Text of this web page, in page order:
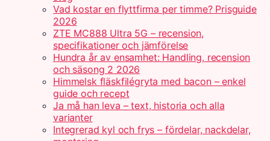
Vad kostar en flyttfirma per timme? Prisguide
2026
ZTE MC888 Ultra 5G – recension,
specifikationer och jämförelse
Hundra år av ensamhet: Handling, recension
och säsong 2 2026
Himmelsk fläskfilégryta med bacon – enkel
guide och recept
Ja må han leva – text, historia och alla
varianter
Integrerad kyl och frys – fördelar, nackdelar,